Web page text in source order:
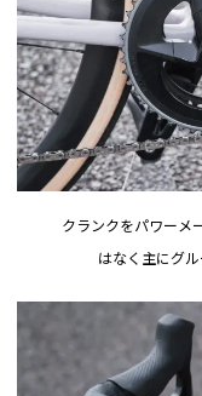
クランクをパワーメ
はなく主にグ